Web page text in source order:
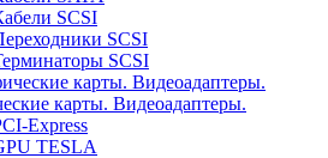
SCSI
SCSI
SCSI
карты. Видеоадаптеры.
Express
TESLA